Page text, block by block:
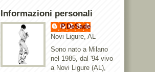
Informazioni personali
P.DeSade
Novi Ligure, AL
Sono nato a Milano
nel 1985, dal '94 vivo
a Novi Ligure (AL),